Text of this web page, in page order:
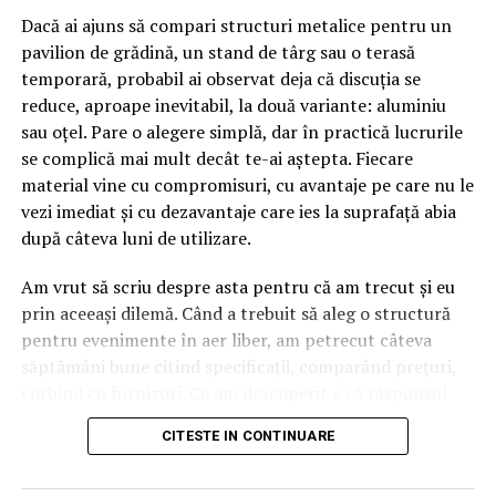
Dacă ai ajuns să compari structuri metalice pentru un
pavilion de grădină, un stand de târg sau o terasă
temporară, probabil ai observat deja că discuția se
reduce, aproape inevitabil, la două variante: aluminiu
sau oțel. Pare o alegere simplă, dar în practică lucrurile
se complică mai mult decât te-ai aștepta. Fiecare
material vine cu compromisuri, cu avantaje pe care nu le
vezi imediat și cu dezavantaje care ies la suprafață abia
după câteva luni de utilizare.
Am vrut să scriu despre asta pentru că am trecut și eu
prin aceeași dilemă. Când a trebuit să aleg o structură
pentru evenimente în aer liber, am petrecut câteva
săptămâni bune citind specificații, comparând prețuri,
„corect” depinde mult de context, de cât de des muți
pavilionul și de ce condiții meteo ai de înfruntat.
CITESTE IN CONTINUARE